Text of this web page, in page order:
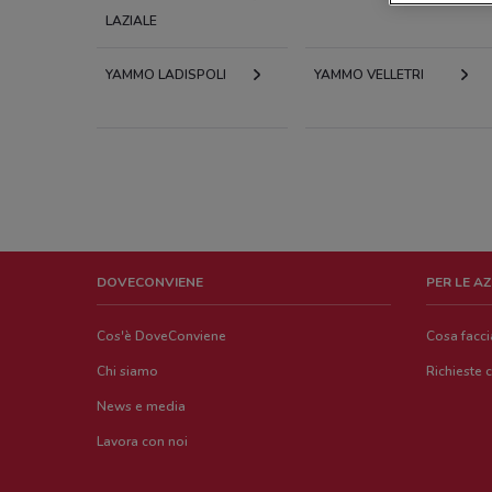
LAZIALE
YAMMO LADISPOLI YAMMO VELLETRI
DOVECONVIENE
Cos'è DoveConviene
Chi siamo
News e media
Lavora con noi
PER LE
Cosa
Richieste